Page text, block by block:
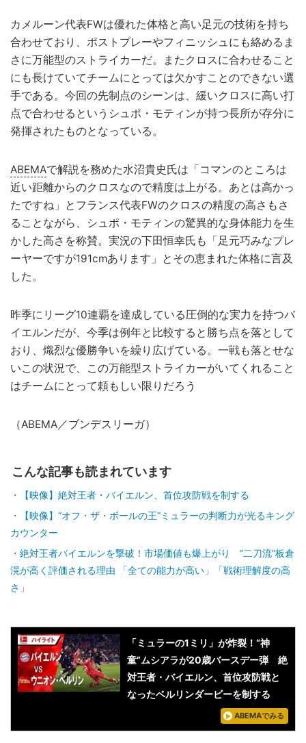
カメルーン代表FWは優れた体格と高い足元の技術を持ち
合わせており、ポストプレーやフィニッシュにも絡めるま
さに万能型のストライカーだ。またクロスに合わせること
にも長けていてチームにとっては欠かすことのできない選
手である。今回の先制点のシーンは、緩いクロスに高い打
点で合わせるというシュポ・モティンが持つ長所が存分に
発揮されたものとなっている。
ABEMAで解説を務めた水沼貴史氏は「コマンのところは
近い距離からのクロスなので精度は上がる。あとは高かっ
たですね」とフランス代表FWのクロスの精度の高さもさ
ることながら、シュポ・モティンの驚異的な身体能力を生
かした高さを称賛。実況の下田恒幸氏も「足元巧みなプレ
ーヤーですが191cmあります」とその恵まれた体格に言及
した。
昨季にリーグ10連覇を達成している圧倒的な実力を持つバ
イエルンだが、今季は例年と比較すると勝ち点を落として
おり、熾烈な優勝争いを繰り広げている。一戦も落とせな
いこの状況で、この万能型ストライカーがいてくれること
はチームにとって頼もしい限りだろう
（ABEMA／ブンデスリーガ）
こんな記事も読まれています
【映像】絶対王者・バイエルン、首位攻防戦を制する
【映像】“オフ・ザ・ボールの王”ミュラーの判断力が光るキング
カウンター
絶対王者バイエルンを撃破！市場価値も爆上がり “二刀流”板倉
滉が高く評価される理由 「全ての能力が高い」「戦術理解度の高
さ」
「ミュラーの1ミリ」が炸裂！“神
童”ムシアラが20歳バースデー弾 絶
対王者・バイエルン、首位攻防戦と
なったベルリンダービーを制する
ABEMAでみる